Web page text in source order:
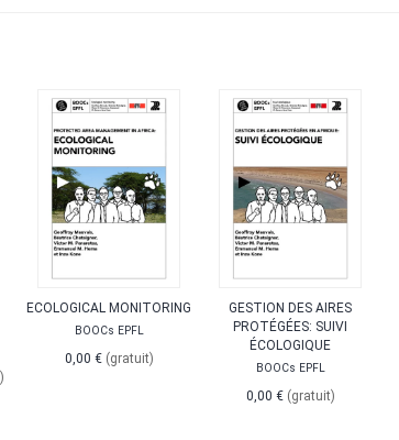
ECOLOGICAL MONITORING
BOOCs EPFL
0,00 € (gratuit)
GESTION DES AIRES
PROTÉGÉES: SUIVI
ÉCOLOGIQUE
BOOCs EPFL
0,00 € (gratuit)